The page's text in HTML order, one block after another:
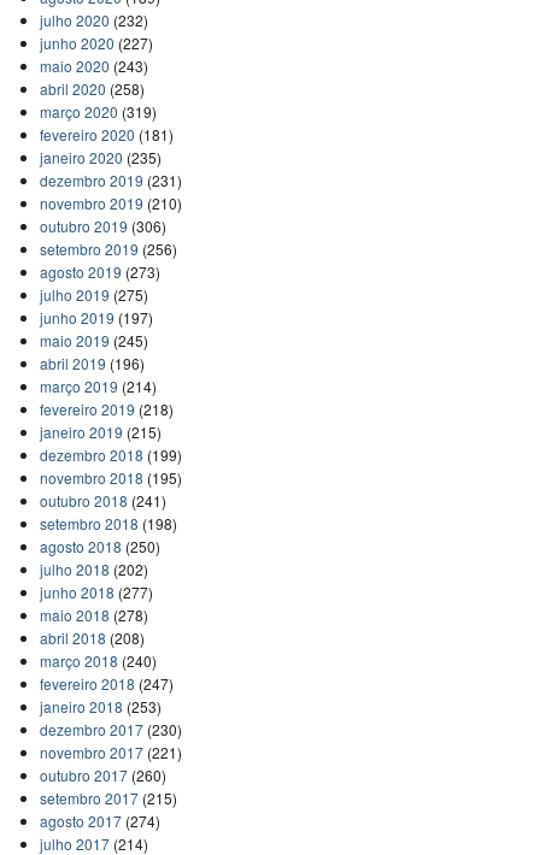
julho 2020 (232)
junho 2020 (227)
maio 2020 (243)
abril 2020 (258)
março 2020 (319)
fevereiro 2020 (181)
janeiro 2020 (235)
dezembro 2019 (231)
novembro 2019 (210)
outubro 2019 (306)
setembro 2019 (256)
agosto 2019 (273)
julho 2019 (275)
junho 2019 (197)
maio 2019 (245)
abril 2019 (196)
março 2019 (214)
fevereiro 2019 (218)
janeiro 2019 (215)
dezembro 2018 (199)
novembro 2018 (195)
outubro 2018 (241)
setembro 2018 (198)
agosto 2018 (250)
julho 2018 (202)
junho 2018 (277)
maio 2018 (278)
abril 2018 (208)
março 2018 (240)
fevereiro 2018 (247)
janeiro 2018 (253)
dezembro 2017(230)
novembro 2017(221)
outubro 2017(260)
setembro 2017(215)
agosto 2017(274)
julho 2017(214)